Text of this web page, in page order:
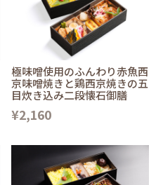
極味噌使用のふんわり赤魚西
京味噌焼きと鶏西京焼きの五
目炊き込み二段懐石御膳
¥2,160